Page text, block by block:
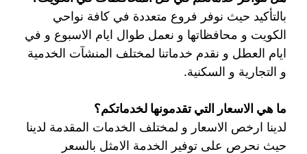
بالتأكيد حيث نوفر فروع متعددة في كافة نواحي
الكويت و محافظاتها و نعمل طوال ايام الاسبوع و في
ايام العطل و نقدم خدماتنا لمختلف المنشآت الخدمية
و التجارية و السكنية.
ما هي الاسعار التي تقدمونها لخدماتكم؟
لدينا ارخص الاسعار و لمختلف الخدمات المقدمة لدينا
حيث نحرص على توفير الخدمة الامثل بالسعر